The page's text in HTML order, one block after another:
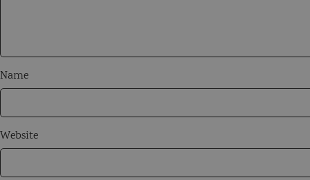
Name
Website